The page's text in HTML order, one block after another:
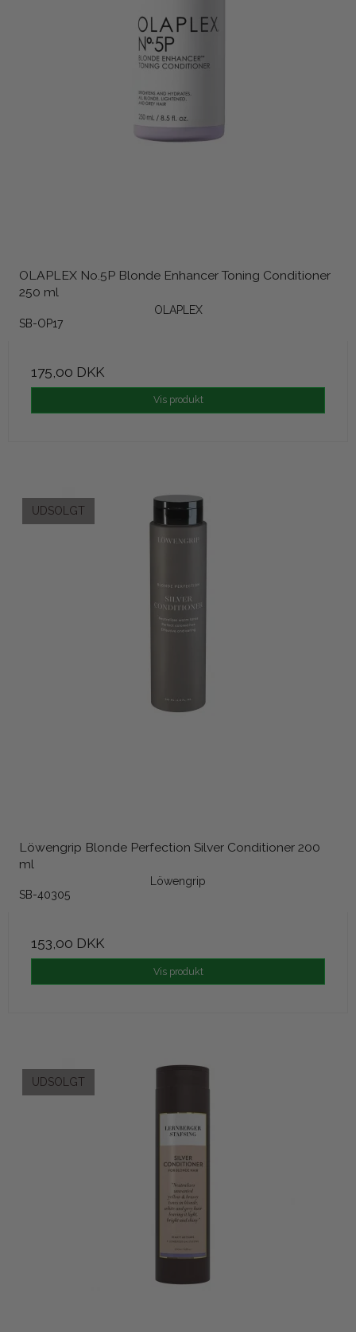
OLAPLEX No.5P Blonde Enhancer Toning Conditioner
250 ml
OLAPLEX
SB-OP17
175,00 DKK
Vis produkt
UDSOLGT
Löwengrip Blonde Perfection Silver Conditioner 200
ml
Löwengrip
SB-40305
153,00 DKK
Vis produkt
UDSOLGT